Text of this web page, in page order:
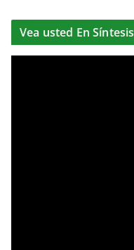
Vea usted En Síntesis